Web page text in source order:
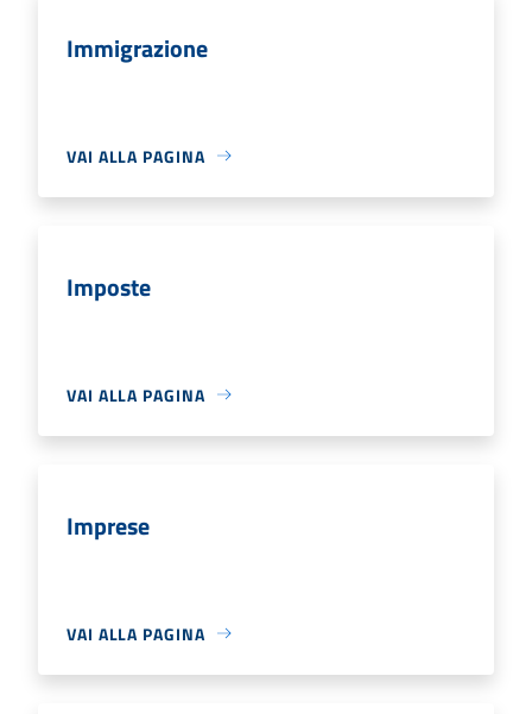
Immigrazione
VAI ALLA PAGINA
Imposte
VAI ALLA PAGINA
Imprese
VAI ALLA PAGINA